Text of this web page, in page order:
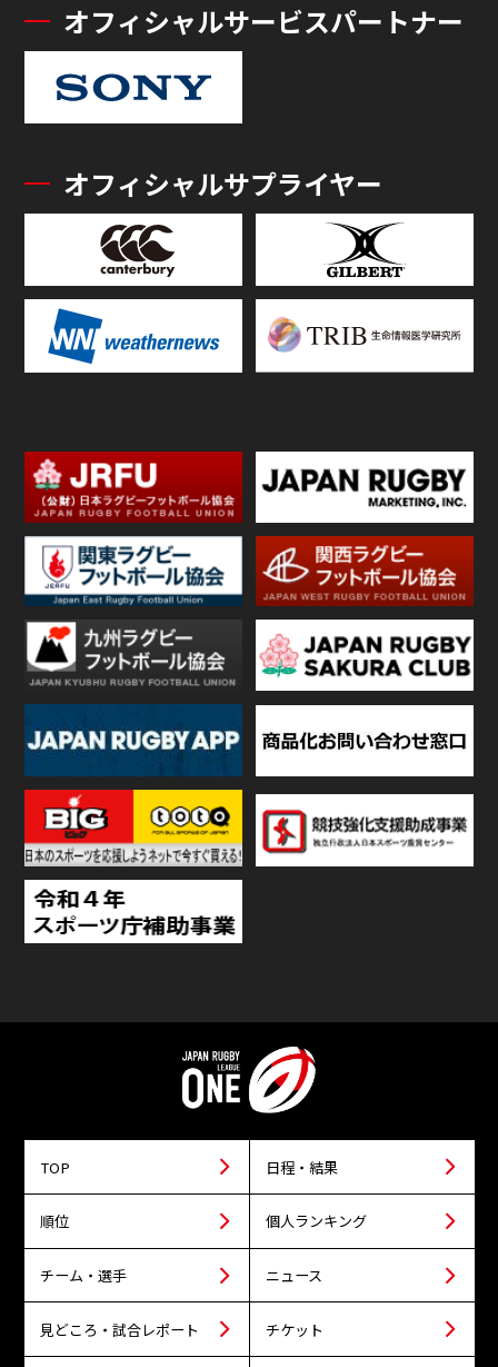
オフィシャルサービスパートナー
オフィシャルサプライヤー
TOP 日程・結果
順位 個人ランキング
チーム・選手 ニュース
見どころ・試合レポート チケット